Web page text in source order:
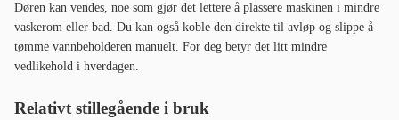
Døren kan vendes, noe som gjør det lettere å plassere maskinen i mindre
vaskerom eller bad. Du kan også koble den direkte til avløp og slippe å
tømme vannbeholderen manuelt. For deg betyr det litt mindre
vedlikehold i hverdagen.
Relativt stillegående i bruk